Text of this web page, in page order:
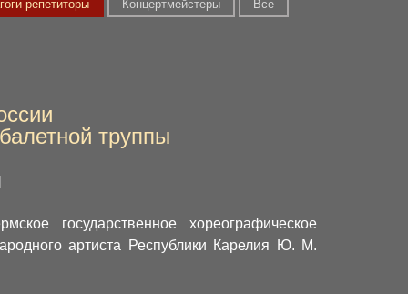
репетиторы Концертмейстеры Все
труппы
государственное хореографическое
артиста Республики Карелия Ю. М.